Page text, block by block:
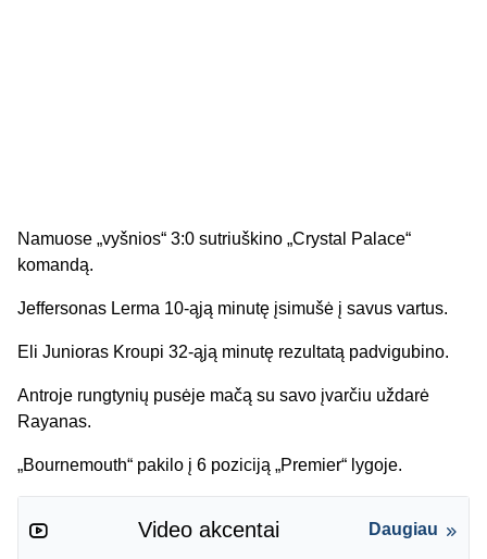
Namuose „vyšnios“ 3:0 sutriuškino „Crystal Palace“
komandą.
Jeffersonas Lerma 10-ąją minutę įsimušė į savus vartus.
Eli Junioras Kroupi 32-ąją minutę rezultatą padvigubino.
Antroje rungtynių pusėje mačą su savo įvarčiu uždarė
Rayanas.
„Bournemouth“ pakilo į 6 poziciją „Premier“ lygoje.
Video akcentai Daugiau